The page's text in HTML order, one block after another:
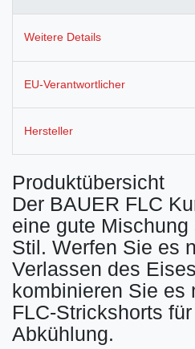
Weitere Details
EU-Verantwortlicher
Hersteller
Produktübersicht
Der BAUER FLC
eine gute
Stil. Werfen Sie es
Verlassen des
kombinieren Sie es
FLC-Strickshorts
Abkühlung.